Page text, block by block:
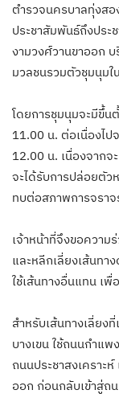
ตำรวจนครบาลทุ่งส
ประชาสัมพันธ์ถึงประ
งามวงศ์วานขาออก
มวลชนรวมตัวชุมนุมใ
โดยการชุมนุมจะมีขึ้
11.00 น. ต่อเนื่องไ
12.00 น. เนื่องจาก
จะได้รับการปล่อยตั
ทบต่อสภาพการจรา
เจ้าหน้าที่จึงขอความ
และหลีกเลี่ยงเส้นทา
ใช้เส้นทางอื่นแทน เ
สำหรับเส้นทางเลี่ยง
บางเขน ใช้ถนนกำแพ
ถนนประชาสงเคราะห์
ออก ก่อนกลับเข้าสู่ถ